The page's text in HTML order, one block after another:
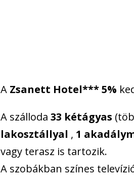
A Zsanett Hotel*** 5%
A szálloda 33 kétágyas
lakosztállyal , 1
vagy terasz is tartozik.
A szobákban színes